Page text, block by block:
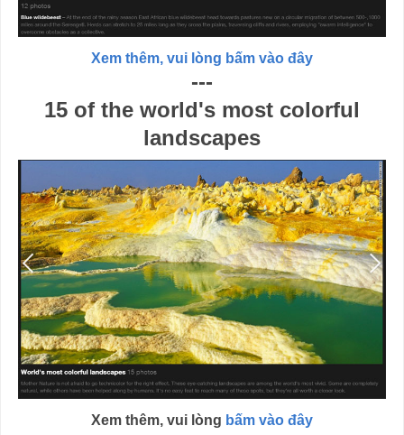
Xem thêm, vui lòng bấm vào đây
---
15 of the world's most colorful
landscapes
Xem thêm, vui lòng bấm vào đây